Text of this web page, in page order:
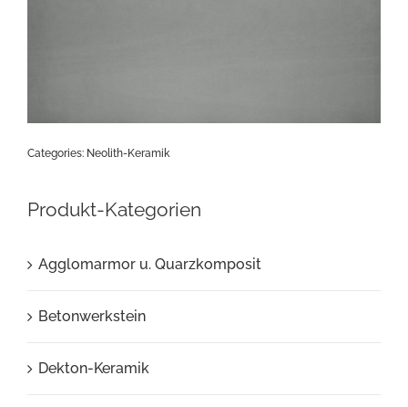
Categories: Neolith-Keramik
Produkt-Kategorien
Agglomarmor u. Quarzkomposit
Betonwerkstein
Dekton-Keramik